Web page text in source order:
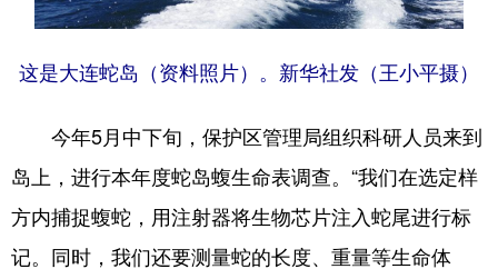
这是大连蛇岛（资料照片）。新华社发（王小平摄）
今年5月中下旬，保护区管理局组织科研人员来到
岛上，进行本年度蛇岛蝮生命表调查。“我们在选定样
方内捕捉蝮蛇，用注射器将生物芯片注入蛇尾进行标
记。同时，我们还要测量蛇的长度、重量等生命体